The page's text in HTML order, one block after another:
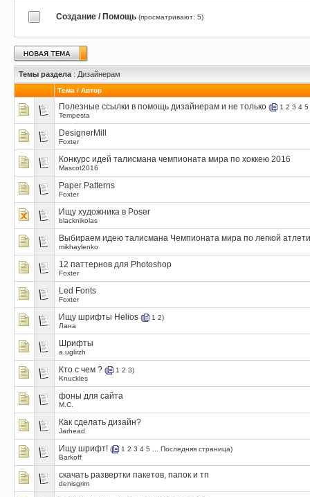
Создание / Помощь (просматривают: 5)
Темы раздела : Дизайнерам
Тема / Автор
Полезные ссылки в помощь дизайнерам и не только ( 1 2 3 4 5
Tempesta
DesignerMill
Foxter
Конкурс идей талисмана чемпионата мира по хоккею 2016
Mascot2016
Paper Patterns
Foxter
Ищу художника в Poser
blacknikolas
Выбираем идею талисмана Чемпионата мира по легкой
mikhaylenko
12 паттернов для Photoshop
Foxter
Led Fonts
Foxter
Ищу шрифты Helios ( 1 2)
Лана
Шрифты
a.uglirzh
Кто с чем ? ( 1 2 3)
Knuckles
фоны для сайта
M.C.
Как сделать дизайн?
Jarhead
Ищу шрифт! ( 1 2 3 4 5 Последняя страница)
Barkoff
скачать развертки пакетов, папок и тп
denisgrim